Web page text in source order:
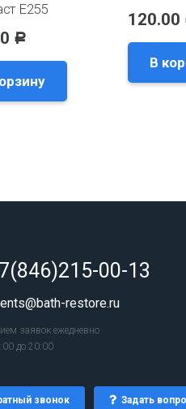
E255
Р
120.00
В
00-13
restore.ru
заявок ежедневно
до 20:00
звонок Задать